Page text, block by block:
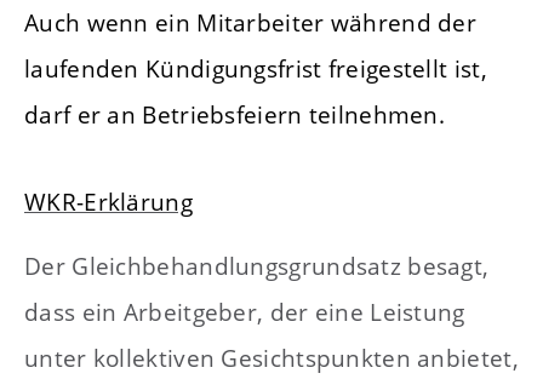
Auch wenn ein Mitarbeiter während der
laufenden Kündigungsfrist freigestellt ist,
darf er an Betriebsfeiern teilnehmen.
WKR-Erklärung
Der Gleichbehandlungsgrundsatz besagt,
dass ein Arbeitgeber, der eine Leistung
unter kollektiven Gesichtspunkten anbietet,